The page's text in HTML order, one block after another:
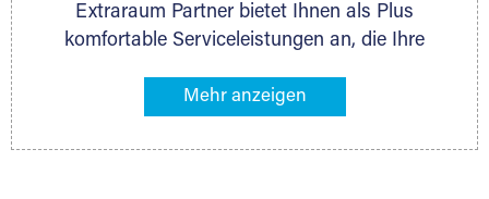
Extraraum Partner bietet Ihnen als Plus
komfortable Serviceleistungen an, die Ihre
gehören z. B. Verpackungsservice, Lieferung von
Ihr Lagergut wird bei Ihrem Extraraum Partner